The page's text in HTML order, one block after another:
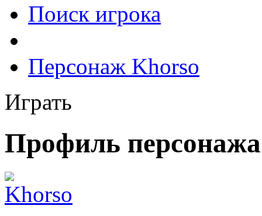
Поиск игрока
Персонаж Khorso
Играть
Профиль